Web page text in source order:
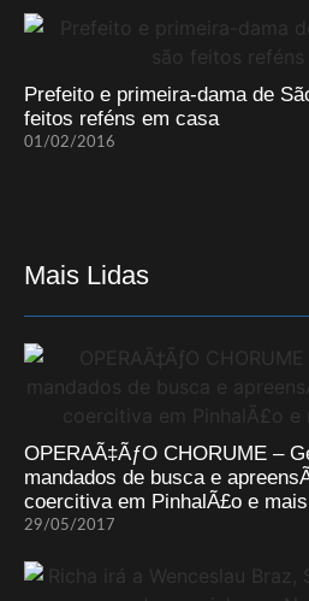
Prefeito e primeira-dama de
feitos reféns em casa
01/02/2016
Mais Lidas
OPERAÃ‡ÃƒO CHORUME –
mandados de busca e
coercitiva em PinhalÃ£o e
29/05/2017